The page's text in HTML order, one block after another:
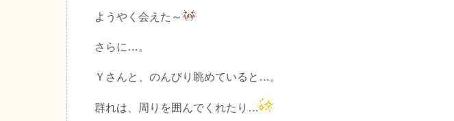
ようやく会えた～
さらに…。
Ｙさんと、のんびり眺めていると…。
群れは、周りを囲んでくれたり…